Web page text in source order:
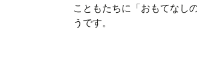
こともたちに「おもてなし
うです。